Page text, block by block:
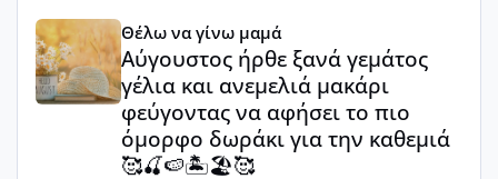
Αύγουστος ήρθε ξανά γεμάτος γέλια και ανεμελιά
Θέλω να γίνω μαμά
Αύγουστος ήρθε ξανά γεμάτος
γέλια και ανεμελιά μακάρι
φεύγοντας να αφήσει το πιο
όμορφο δωράκι για την καθεμιά
🥰🍒🍉🏝️🏖️🥰